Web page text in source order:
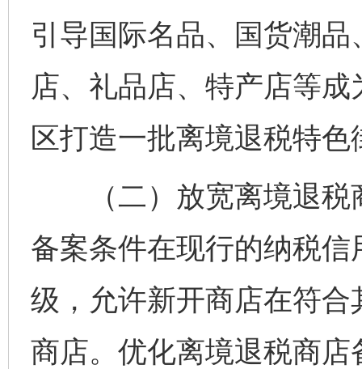
引导国际名品、国货潮
店、礼品店、特产店等
区打造一批离境退税特色
（二）放宽离境退税
备案条件在现行的纳税
级，允许新开商店在符
商店。优化离境退税商